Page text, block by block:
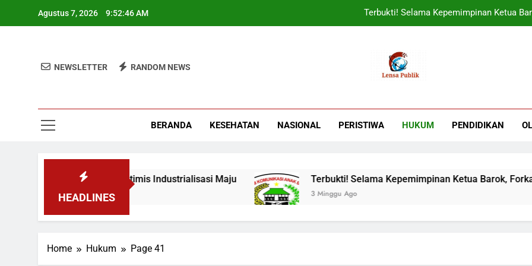
Agustus 7, 2026 9:52:46 AM Terbukti! Selama Kepemimpinan Ketua
PT Tirta Asasta Depok Kembali Raih Anugrah
NEWSLETTER RANDOM NEWS
BERANDA KESEHATAN NASIONAL PERISTIWA HUKUM PENDIDIKAN
HEADLINES
KKN, Wamen: Optimis Industrialisasi Maju Terbukti! Selama Kepemimpinan Ketua Barok, Forkabi Kota
3 Minggu Ago
Home Hukum Page 41